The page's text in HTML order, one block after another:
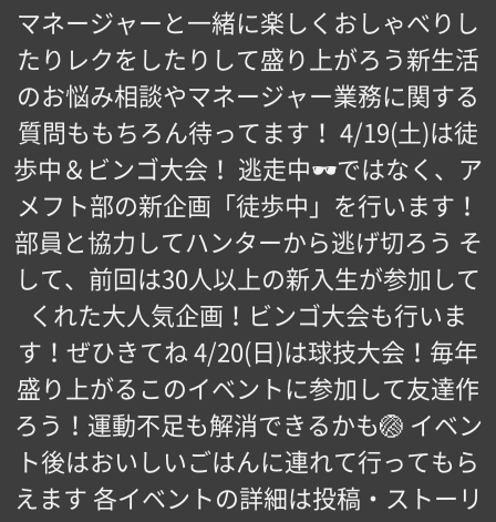
マネージャーと一緒に楽しくおしゃべりし
たりレクをしたりして盛り上がろう新生活
のお悩み相談やマネージャー業務に関する
質問ももちろん待ってます！ 4/19(土)は徒
歩中＆ビンゴ大会！ 逃走中🕶️ではなく、ア
メフト部の新企画「徒歩中」を行います！
部員と協力してハンターから逃げ切ろう そ
して、前回は30人以上の新入生が参加して
くれた大人気企画！ビンゴ大会も行いま
す！ぜひきてね 4/20(日)は球技大会！毎年
盛り上がるこのイベントに参加して友達作
ろう！運動不足も解消できるかも🏐 イベン
ト後はおいしいごはんに連れて行ってもら
えます 各イベントの詳細は投稿・ストーリ